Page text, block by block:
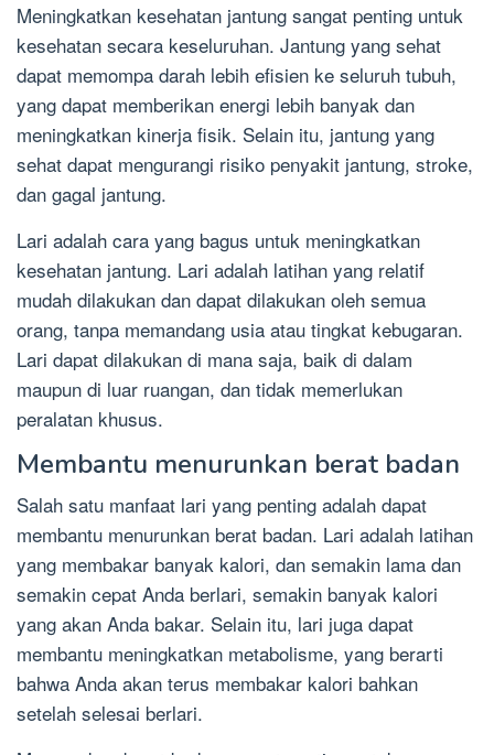
Meningkatkan kesehatan jantung sangat penting untuk
kesehatan secara keseluruhan. Jantung yang sehat
dapat memompa darah lebih efisien ke seluruh tubuh,
yang dapat memberikan energi lebih banyak dan
meningkatkan kinerja fisik. Selain itu, jantung yang
sehat dapat mengurangi risiko penyakit jantung, stroke,
dan gagal jantung.
Lari adalah cara yang bagus untuk meningkatkan
kesehatan jantung. Lari adalah latihan yang relatif
mudah dilakukan dan dapat dilakukan oleh semua
orang, tanpa memandang usia atau tingkat kebugaran.
Lari dapat dilakukan di mana saja, baik di dalam
maupun di luar ruangan, dan tidak memerlukan
peralatan khusus.
Membantu menurunkan berat badan
Salah satu manfaat lari yang penting adalah dapat
membantu menurunkan berat badan. Lari adalah latihan
yang membakar banyak kalori, dan semakin lama dan
semakin cepat Anda berlari, semakin banyak kalori
yang akan Anda bakar. Selain itu, lari juga dapat
membantu meningkatkan metabolisme, yang berarti
bahwa Anda akan terus membakar kalori bahkan
setelah selesai berlari.